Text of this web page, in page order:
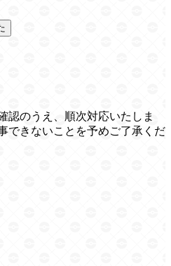
認のうえ、順次対応いたしま
できないことを予めご了承くだ